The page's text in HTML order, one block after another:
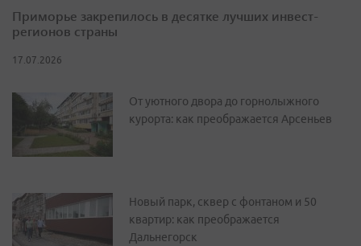
Приморье закрепилось в десятке лучших инвест-
регионов страны
17.07.2026
От уютного двора до горнолыжного
курорта: как преображается Арсеньев
Новый парк, сквер с фонтаном и 50
квартир: как преображается
Дальнегорск